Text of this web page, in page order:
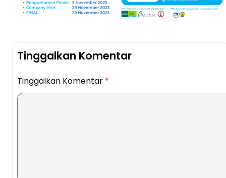
Tinggalkan Komentar
Tinggalkan Komentar *